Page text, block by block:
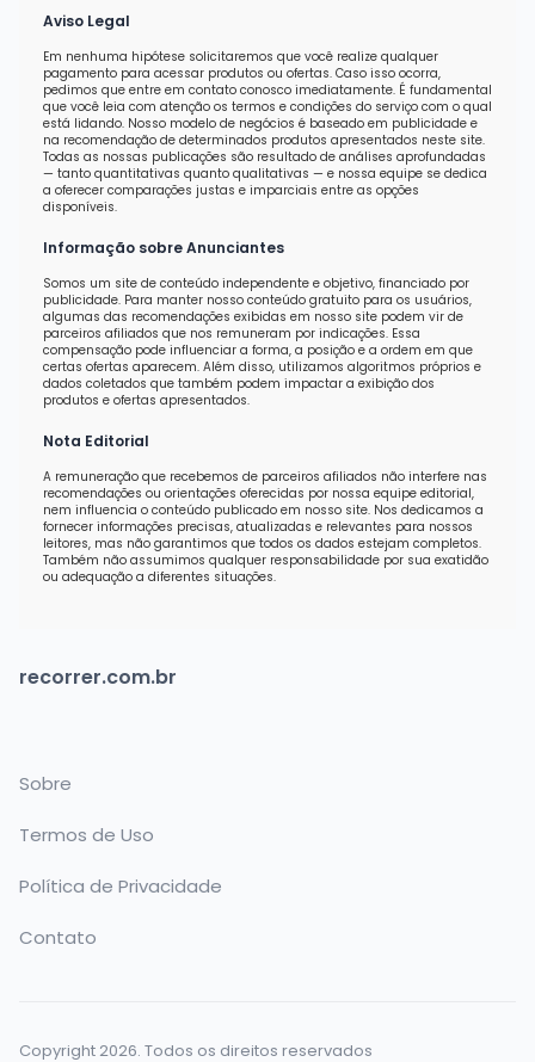
Aviso Legal
Em nenhuma hipótese solicitaremos que você realize qualquer
pagamento para acessar produtos ou ofertas. Caso isso ocorra,
pedimos que entre em contato conosco imediatamente. É fundamental
que você leia com atenção os termos e condições do serviço com o qual
está lidando. Nosso modelo de negócios é baseado em publicidade e
na recomendação de determinados produtos apresentados neste site.
Todas as nossas publicações são resultado de análises aprofundadas
— tanto quantitativas quanto qualitativas — e nossa equipe se dedica
a oferecer comparações justas e imparciais entre as opções
disponíveis.
Informação sobre Anunciantes
Somos um site de conteúdo independente e objetivo, financiado por
publicidade. Para manter nosso conteúdo gratuito para os usuários,
algumas das recomendações exibidas em nosso site podem vir de
parceiros afiliados que nos remuneram por indicações. Essa
compensação pode influenciar a forma, a posição e a ordem em que
certas ofertas aparecem. Além disso, utilizamos algoritmos próprios e
dados coletados que também podem impactar a exibição dos
produtos e ofertas apresentados.
Nota Editorial
A remuneração que recebemos de parceiros afiliados não interfere nas
recomendações ou orientações oferecidas por nossa equipe editorial,
nem influencia o conteúdo publicado em nosso site. Nos dedicamos a
fornecer informações precisas, atualizadas e relevantes para nossos
leitores, mas não garantimos que todos os dados estejam completos.
Também não assumimos qualquer responsabilidade por sua exatidão
ou adequação a diferentes situações.
recorrer.com.br
Sobre
Termos de Uso
Política de Privacidade
Contato
Copyright 2026. Todos os direitos reservados